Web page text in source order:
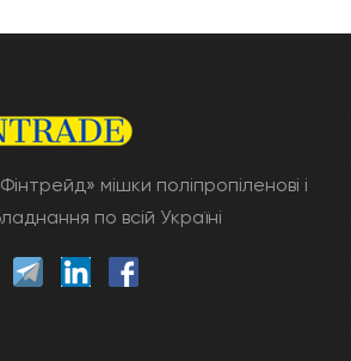
мішки поліпропіленові і
по всій Україні